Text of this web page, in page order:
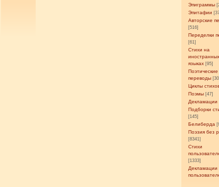
Эпиграммы
Эпитафии
Авторские
[516]
Переделки
[61]
Стихи на
языках [95]
Поэтические
переводы
Циклы
Поэмы [47]
Декламации
Подборки
[145]
Белиберда
Поэзия без
[8341]
Стихи
[1333]
Декламации